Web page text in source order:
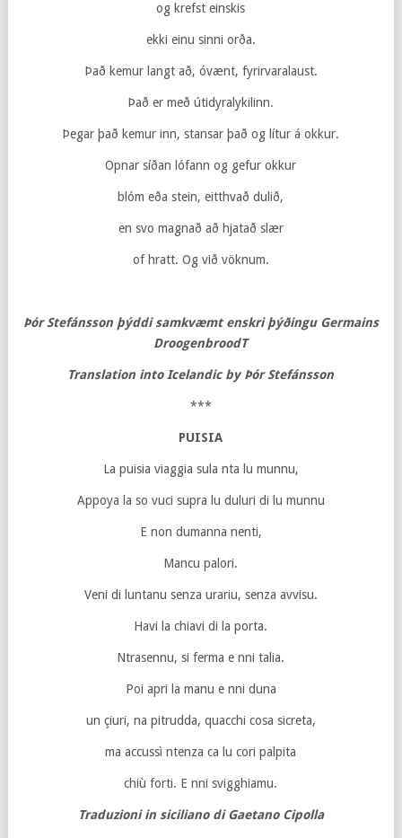
og krefst einskis
ekki einu sinni orða.
Það kemur langt að, óvænt, fyrirvaralaust.
Það er með útidyralykilinn.
Þegar það kemur inn, stansar það og lítur á okkur.
Opnar síðan lófann og gefur okkur
blóm eða stein, eitthvað dulið,
en svo magnað að hjatað slær
of hratt. Og við vöknum.
Þór Stefánsson þýddi samkvæmt enskri þýðingu Germains
DroogenbroodT
Translation into Icelandic by Þór Stefánsson
***
PUISIA
La puisia viaggia sula nta lu munnu,
Appoya la so vuci supra lu duluri di lu munnu
E non dumanna nenti,
Mancu palori.
Veni di luntanu senza urariu, senza avvisu.
Havi la chiavi di la porta.
Ntrasennu, si ferma e nni talia.
Poi apri la manu e nni duna
un çiuri, na pitrudda, quacchi cosa sicreta,
ma accussì ntenza ca lu cori palpita
chiù forti. E nni svigghiamu.
Traduzioni in siciliano di Gaetano Cipolla